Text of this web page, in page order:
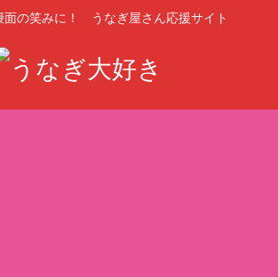
面の笑みに！ うなぎ屋さん応援サイト